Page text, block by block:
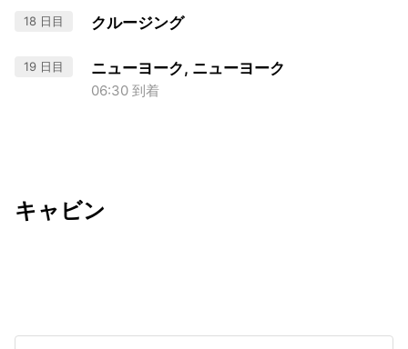
18 日目 クルージング
19 日目 ニューヨーク, ニューヨーク
06:30 到着
キャビン